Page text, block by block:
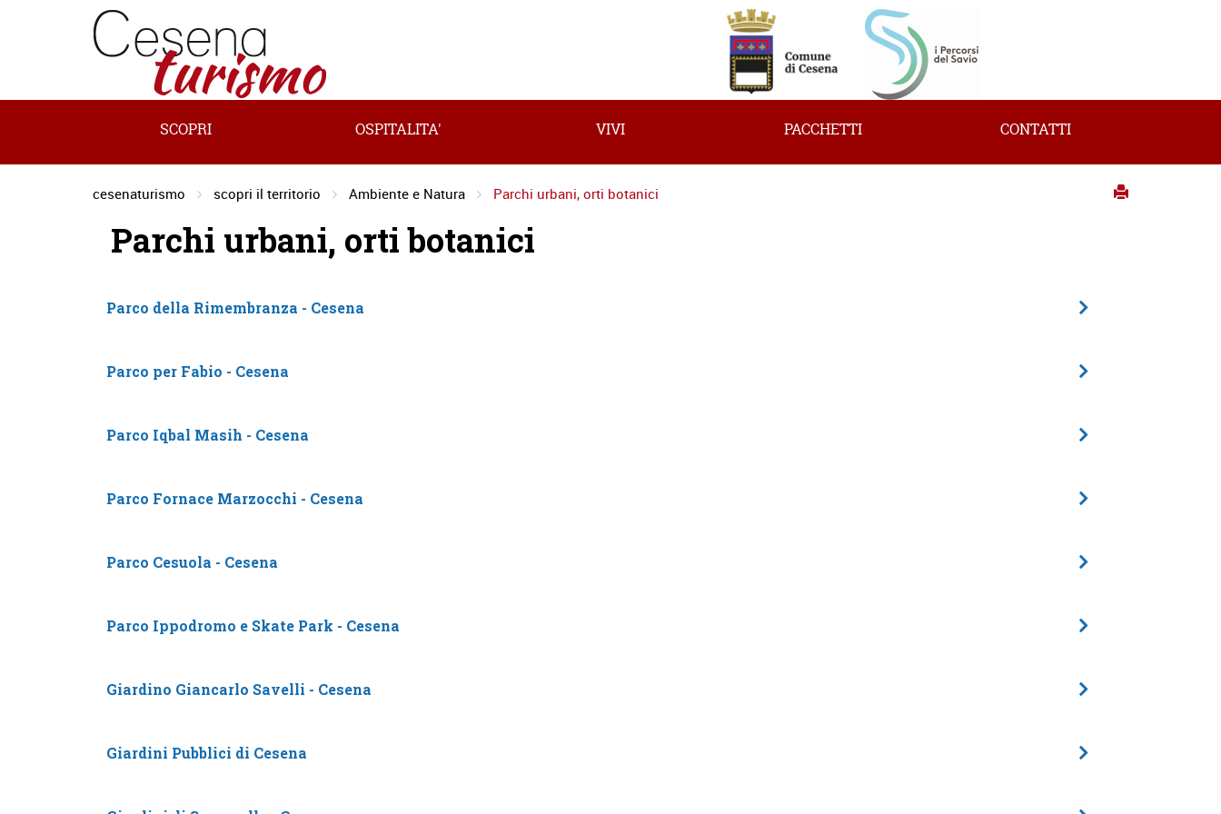
SCOPRI OSPITALITA' VIVI PACCHETTI CONTATTI
cesenaturismo scopri il territorio Ambiente e Natura Parchi urbani, orti botanici
Parchi urbani, orti botanici
Parco della Rimembranza - Cesena
Parco per Fabio - Cesena
Parco Iqbal Masih - Cesena
Parco Fornace Marzocchi - Cesena
Parco Cesuola - Cesena
Parco Ippodromo e Skate Park - Cesena
Giardino Giancarlo Savelli - Cesena
Giardini Pubblici di Cesena